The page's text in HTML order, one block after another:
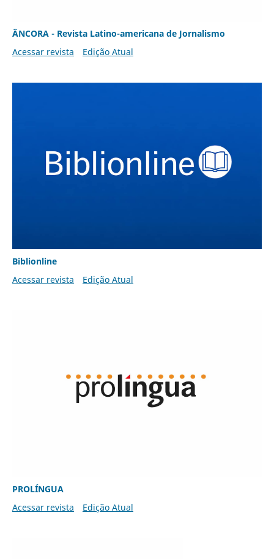
ÂNCORA - Revista Latino-americana de Jornalismo
Acessar revista
Edição Atual
Biblionline
Acessar revista
Edição Atual
PROLÍNGUA
Acessar revista
Edição Atual